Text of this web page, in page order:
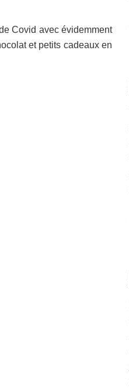
Covid avec évidemment
et petits cadeaux en